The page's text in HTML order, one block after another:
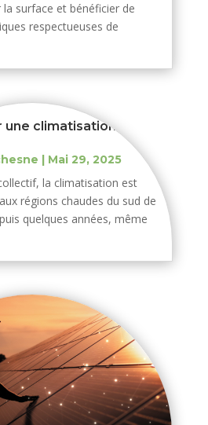
surface et bénéficier de
respectueuses de
une climatisation en
| Mai 29, 2025
la climatisation est
régions chaudes du sud de
quelques années, même